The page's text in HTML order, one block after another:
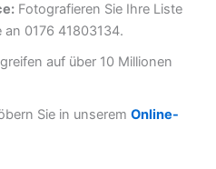
Fotografieren Sie Ihre Liste
an 0176 41803134.
auf über 10 Millionen
Sie in unserem Online-